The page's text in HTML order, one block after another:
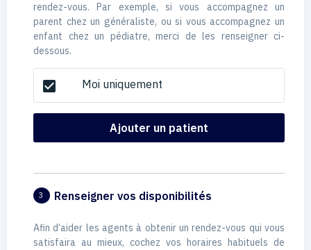
rendez-vous. Par exemple, si vous accompagnez un
parent chez un généraliste, ou si vous accompagnez un
enfant chez un pédiatre, merci de les renseigner ci-
dessous.
check_box Moi uniquement
Ajouter un patient
3 Renseigner vos disponibilités
Afin d’aider les agents à obtenir un rendez-vous qui vous
satisfaira au mieux, cochez vos horaires habituels de